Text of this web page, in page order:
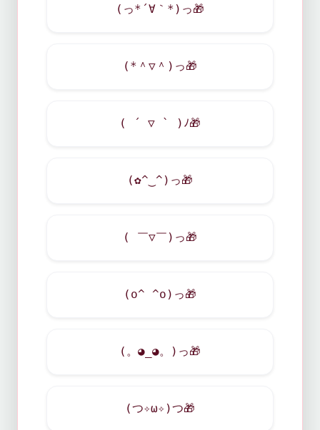
(っ*´∀｀*)っ🎁
(*＾▽＾)っ🎁
( ´ ▽ ` )ﾉ🎁
(✿^‿^)っ🎁
( ￣▽￣)っ🎁
(o^ ^o)っ🎁
(。◕_◕。)っ🎁
(つ✧ω✧)つ🎁